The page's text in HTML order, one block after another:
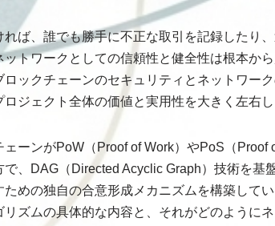
れば、誰でも勝手に不正な取引を記録したり
ットワークとしての信頼性と健全性は根本か
ックチェーンのセキュリティとネットワー
ジェクト全体の価値と実用性を大きく左右し
ーンがPoW（Proof of Work）やPoS（
で、DAG（Directed Acyclic Graph）技術を
ための独自の合意形成メカニズムを構築して
リズムの具体的な内容と、それがどのように